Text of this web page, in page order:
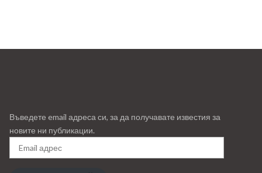
Въведете email адреса си, за да получавате известия за
новите ни публикации.
Email
адрес